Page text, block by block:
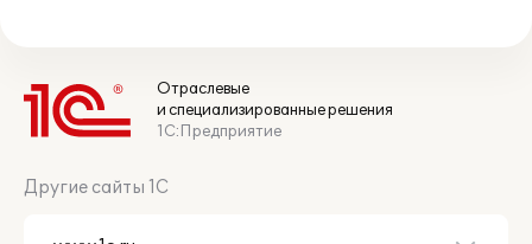
Отраслевые
и специализированные решения
1С:Предприятие
Другие сайты 1С